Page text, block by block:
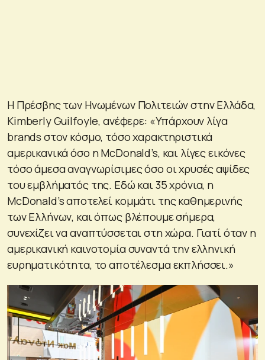
Η Πρέσβης των Ηνωμένων Πολιτειών στην Ελλάδα,
Kimberly Guilfoyle, ανέφερε: «Υπάρχουν λίγα
brands στον κόσμο, τόσο χαρακτηριστικά
αμερικανικά όσο η McDonald’s, και λίγες εικόνες
τόσο άμεσα αναγνωρίσιμες όσο οι χρυσές αψίδες
του εμβλήματός της. Εδώ και 35 χρόνια, η
McDonald’s αποτελεί κομμάτι της καθημερινής
των Ελλήνων, και όπως βλέπουμε σήμερα,
συνεχίζει να αναπτύσσεται στη χώρα. Γιατί όταν η
αμερικανική καινοτομία συναντά την ελληνική
ευρηματικότητα, το αποτέλεσμα εκπλήσσει.»